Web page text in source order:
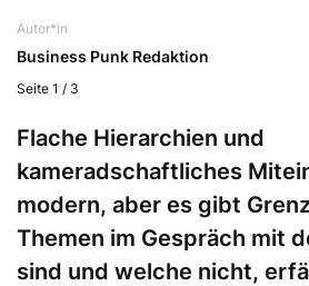
Autor*in
Business Punk Redaktion
Seite 1 / 3
Flache Hierarchien und
kameradschaftliches
modern, aber es gibt
Themen im Gespräch mit
sind und welche nicht,